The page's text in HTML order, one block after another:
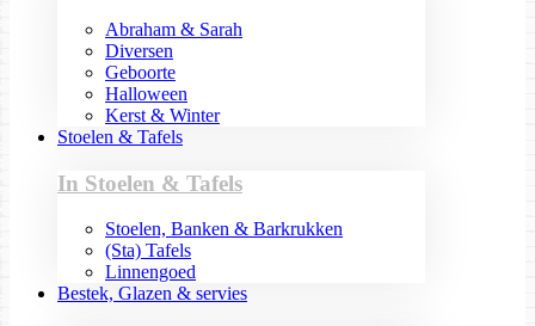
Abraham & Sarah
Diversen
Geboorte
Halloween
Kerst & Winter
Stoelen & Tafels
In Stoelen & Tafels
Stoelen, Banken & Barkrukken
(Sta) Tafels
Linnengoed
Bestek, Glazen & servies